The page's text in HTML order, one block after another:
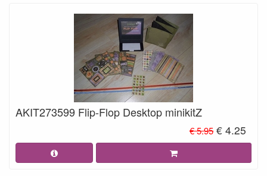
AKIT273599 Flip-Flop Desktop minikitZ
€ 5.95 € 4.25